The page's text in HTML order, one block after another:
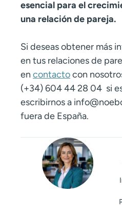
esencial para el
una relación de pareja.
Si deseas obtener más
en tus relaciones de
en contactocon
(+34) 604 44 28 04 si
escribirnos a
fuera de España.